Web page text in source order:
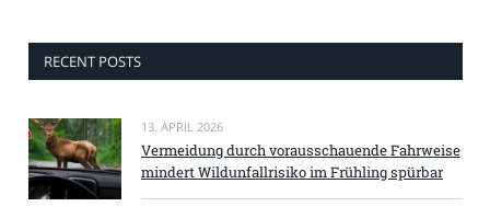
RECENT POSTS
13. APRIL 2026
Vermeidung durch vorausschauende Fahrweise
mindert Wildunfallrisiko im Frühling spürbar